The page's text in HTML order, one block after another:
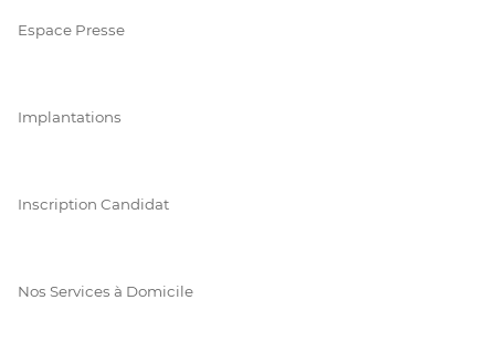
Espace Presse
Implantations
Inscription Candidat
Nos Services à Domicile